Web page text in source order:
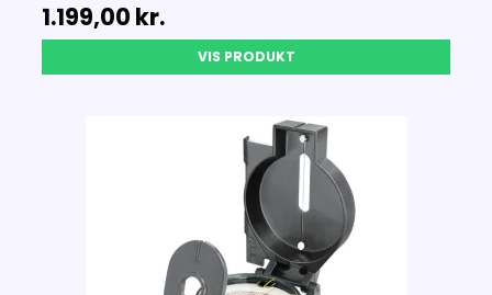
1.199,00 kr.
VIS PRODUKT